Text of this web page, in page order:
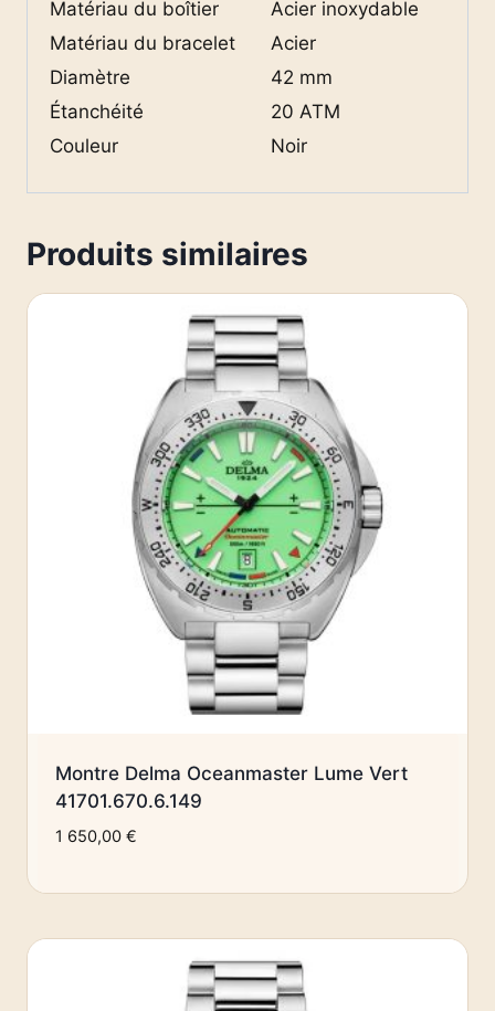
Matériau du boîtier
Acier inoxydable
Matériau du bracelet
Acier
Diamètre
42 mm
Étanchéité
20 ATM
Couleur
Noir
Produits similaires
Montre Delma Oceanmaster Lume Vert
41701.670.6.149
1 650,00 €